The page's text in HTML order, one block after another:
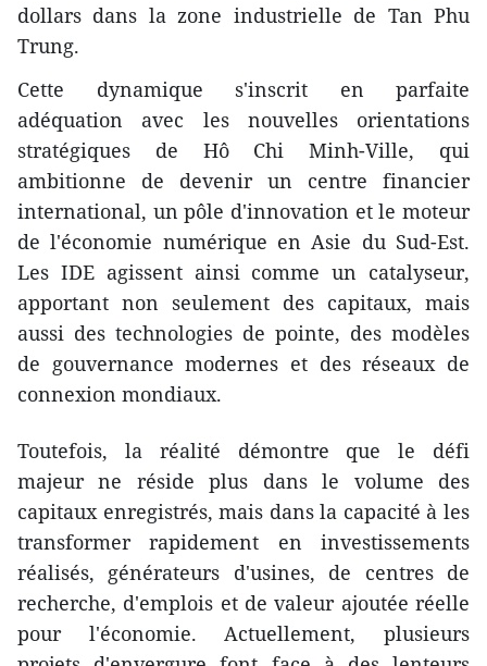
dollars dans la zone industrielle de Tan Phu
Trung.
Cette dynamique s'inscrit en parfaite
adéquation avec les nouvelles orientations
stratégiques de Hô Chi Minh-Ville, qui
ambitionne de devenir un centre financier
international, un pôle d'innovation et le moteur
de l'économie numérique en Asie du Sud-Est.
Les IDE agissent ainsi comme un catalyseur,
apportant non seulement des capitaux, mais
aussi des technologies de pointe, des modèles
de gouvernance modernes et des réseaux de
connexion mondiaux.
Toutefois, la réalité démontre que le défi
majeur ne réside plus dans le volume des
capitaux enregistrés, mais dans la capacité à les
transformer rapidement en investissements
réalisés, générateurs d'usines, de centres de
recherche, d'emplois et de valeur ajoutée réelle
pour l'économie. Actuellement, plusieurs